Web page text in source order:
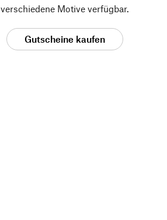
verschiedene Motive verfügbar.
Gutscheine kaufen